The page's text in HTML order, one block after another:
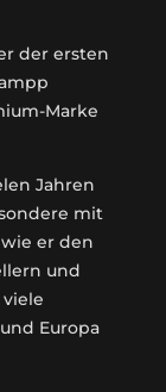
der ersten
Marke
Jahren
mit
er den
und
Europa